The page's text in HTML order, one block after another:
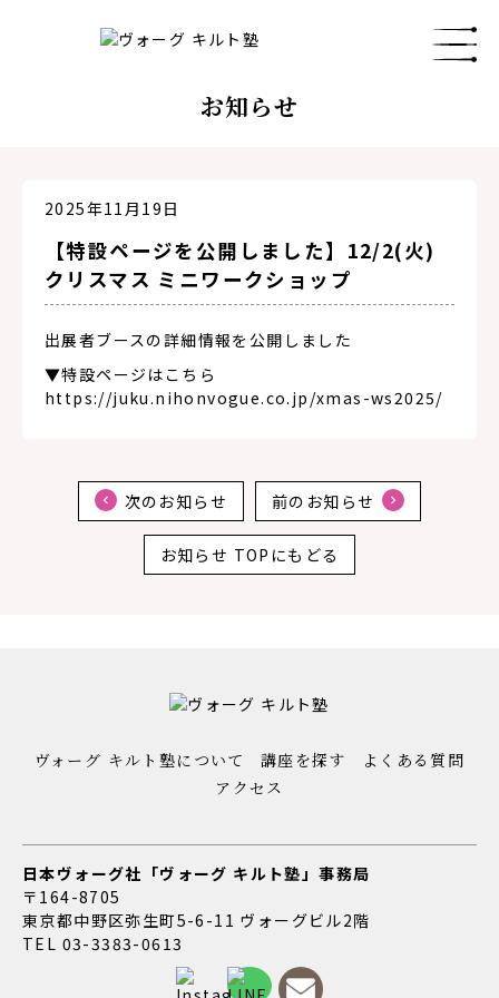
お知らせ
2025年11月19日
【特設ページを公開しました】12/2(火)
クリスマス ミニワークショップ
出展者ブースの詳細情報を公開しました
▼特設ページはこちら
https://juku.nihonvogue.co.jp/xmas-ws2025/
次のお知らせ 前のお知らせ
お知らせ TOPにもどる
ヴォーグ キルト塾について 講座を探す
よくある質問
アクセス
日本ヴォーグ社「ヴォーグ キルト塾」事務局
〒164-8705
東京都中野区弥生町5-6-11 ヴォーグビル2階
TEL 03-3383-0613